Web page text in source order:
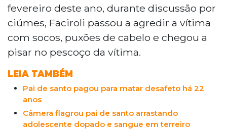
fevereiro deste ano, durante discussão por
ciúmes, Faciroli passou a agredir a vítima
com socos, puxões de cabelo e chegou a
pisar no pescoço da vítima.
LEIA TAMBÉM
Pai de santo pagou para matar desafeto há 22
anos
Câmera flagrou pai de santo arrastando
adolescente dopado e sangue em terreiro